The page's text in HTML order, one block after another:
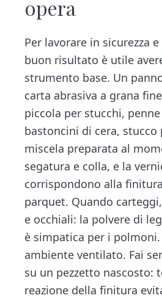
opera
Per lavorare in sicurezza
buon risultato è utile
strumento base. Un
carta abrasiva a grana
piccola per stucchi,
bastoncini di cera, stucco
miscela preparata al
segatura e colla, e la
corrispondono alla
parquet. Quando
e occhiali: la polvere di
è simpatica per i polmoni.
ambiente ventilato. Fai
su un pezzetto nascosto:
reazione della finitura